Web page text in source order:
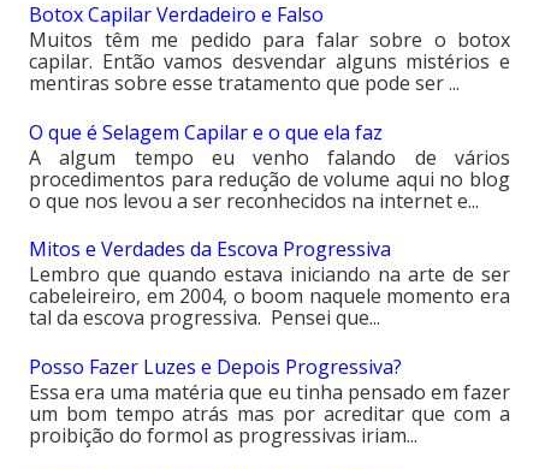
Botox Capilar Verdadeiro e Falso
Muitos têm me pedido para falar sobre o botox
capilar. Então vamos desvendar alguns mistérios e
mentiras sobre esse tratamento que pode ser ...
O que é Selagem Capilar e o que ela faz
A algum tempo eu venho falando de vários
procedimentos para redução de volume aqui no blog
o que nos levou a ser reconhecidos na internet e...
Mitos e Verdades da Escova Progressiva
Lembro que quando estava iniciando na arte de ser
cabeleireiro, em 2004, o boom naquele momento era
tal da escova progressiva. Pensei que...
Posso Fazer Luzes e Depois Progressiva?
Essa era uma matéria que eu tinha pensado em fazer
um bom tempo atrás mas por acreditar que com a
proibição do formol as progressivas iriam...